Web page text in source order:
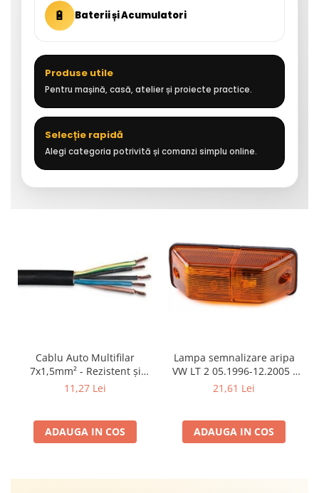
🔋 Baterii și Acumulatori
Produse utile
Pentru mașină, casă, atelier și proiecte practice.
Selecție rapidă
Alegi categoria potrivită și comanzi simplu online.
Cablu Auto Multifilar
7x1,5mm² - Rezistent și
Flexibil pentru Remorci 12V-
11,27 Lei
ADAUGA IN COS
Lampa semnalizare aripa
VW LT 2 05.1996-12.2005 ;
Mercedes Sprinter 1995-
Neoplan Euroliner,
Starliner,Centroliner,
21,61 Lei
ADAUGA IN COS